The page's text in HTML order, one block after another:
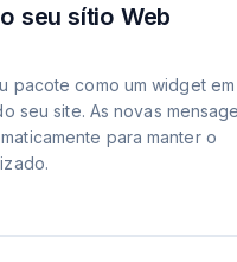
seu sítio Web
pacote como um widget em
seu site. As novas
para manter o